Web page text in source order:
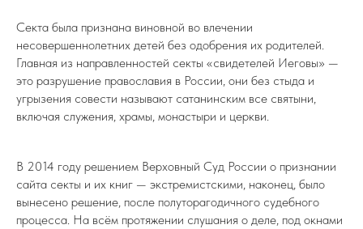
Секта была признана виновной во влечении
несовершеннолетних детей без одобрения их родителей.
Главная из направленностей секты «свидетелей Иеговы» —
это разрушение православия в России, они без стыда и
угрызения совести называют сатанинским все святыни,
включая служения, храмы, монастыри и церкви.
В 2014 году решением Верховный Суд России о признании
сайта секты и их книг — экстремистскими, наконец, было
вынесено решение, после полуторагодичного судебного
процесса. На всём протяжении слушания о деле, под окнами